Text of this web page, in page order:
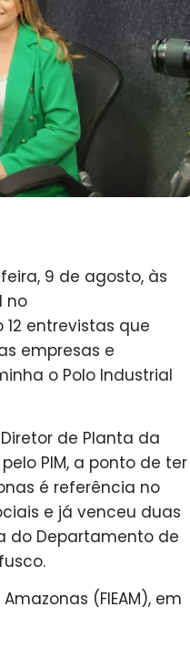
9 de agosto, às
no
entrevistas que
empresas e
o Polo Industrial
de Planta da
PIM, a ponto de ter
é referência no
e já venceu duas
do Departamento de
(FIEAM), em